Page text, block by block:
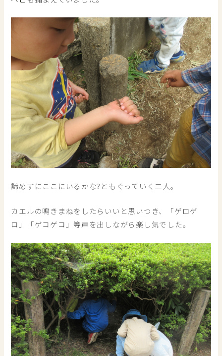
諦めずにここにいるかな?ともぐっていく二人。
カエルの鳴きまねをしたらいいと思いつき、「ゲロゲ
ロ」「ゲコゲコ」等声を出しながら楽し気でした。